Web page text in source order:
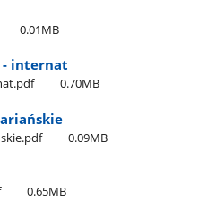
0.01MB
- internat
0.70MB
0.09MB
0.65MB